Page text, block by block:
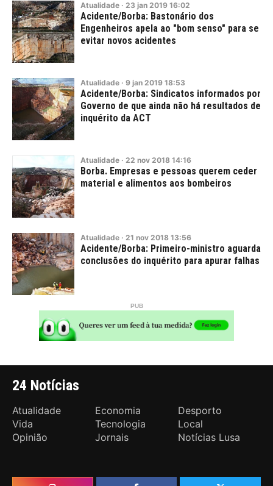
Atualidade · 23 jan 2019 16:02
Acidente/Borba: Bastonário dos
Engenheiros apela ao "bom senso" para se
evitar novos acidentes
Atualidade · 9 jan 2019 18:53
Acidente/Borba: Sindicatos informados por
Governo de que ainda não há resultados de
inquérito da ACT
Atualidade · 22 nov 2018 14:16
Borba. Empresas e pessoas querem ceder
material e alimentos aos bombeiros
Atualidade · 21 nov 2018 13:56
Acidente/Borba: Primeiro-ministro aguarda
conclusões do inquérito para apurar falhas
24 Notícias
Atualidade Economia
Desporto
Vida
Tecnologia
Local
Opinião
Jornais Notícias Lusa